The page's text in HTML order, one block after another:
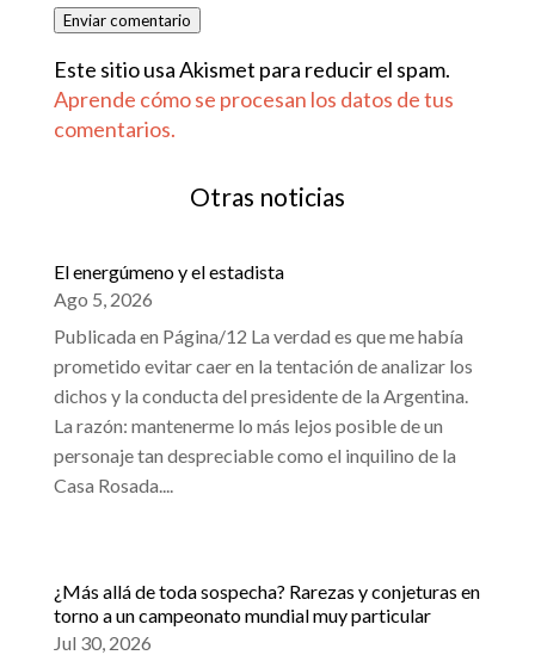
Enviar comentario
Este sitio usa Akismet para reducir el spam.
Aprende cómo se procesan los datos de tus
comentarios.
Otras noticias
El energúmeno y el estadista
Ago 5, 2026
Publicada en Página/12 La verdad es que me había
prometido evitar caer en la tentación de analizar los
dichos y la conducta del presidente de la Argentina.
La razón: mantenerme lo más lejos posible de un
personaje tan despreciable como el inquilino de la
Casa Rosada....
¿Más allá de toda sospecha? Rarezas y conjeturas en
torno a un campeonato mundial muy particular
Jul 30, 2026